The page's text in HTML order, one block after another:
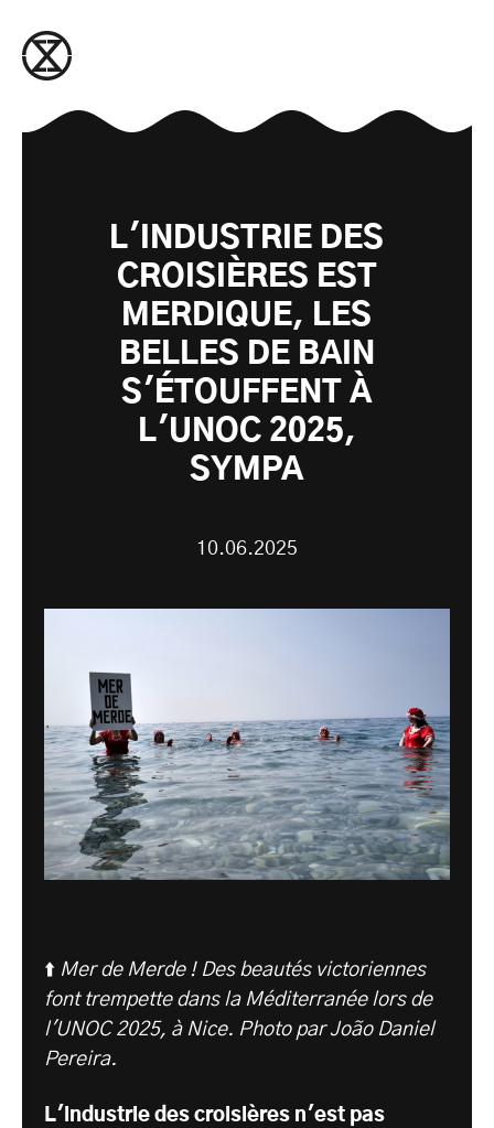
L'INDUSTRIE DES
CROISIÈRES EST
MERDIQUE, LES
BELLES DE BAIN
S'ÉTOUFFENT À
L'UNOC 2025,
SYMPA
10.06.2025
⬆️ Mer de Merde ! Des beautés victoriennes
font trempette dans la Méditerranée lors de
l'UNOC 2025, à Nice. Photo par João Daniel
Pereira.
L'industrie des croisières n'est pas